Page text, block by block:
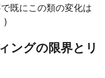
既にこの類の変化は
)
ングの限界とリ